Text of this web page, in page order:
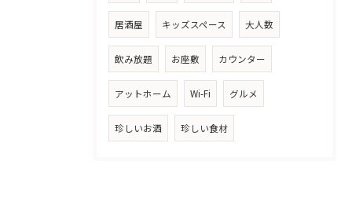
居酒屋 キッズスペース 大人数
飲み放題 お座敷 カウンター
アットホーム Wi-Fi グルメ
珍しいお酒 珍しい食材